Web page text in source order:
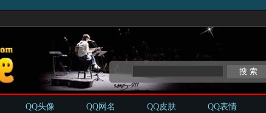
QQ头像 QQ网名 QQ皮肤 QQ表情